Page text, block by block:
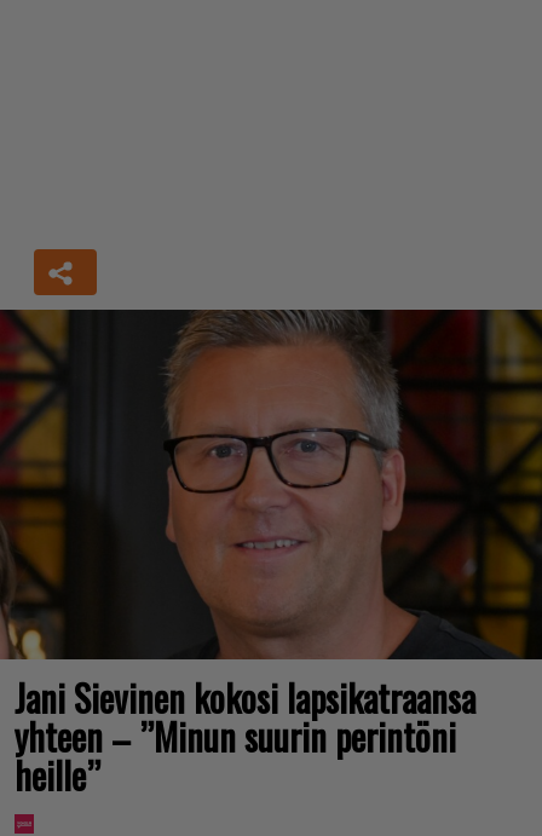
Jani Sievinen kokosi lapsikatraansa
yhteen – ”Minun suurin perintöni
heille”